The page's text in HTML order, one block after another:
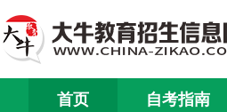
首页 自考指南